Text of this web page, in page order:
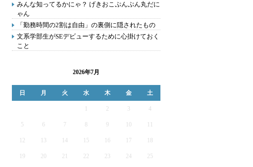
みんな知ってるかにゃ？ げきおこぷんぷん丸だに
ゃん
「勤務時間の2割は自由」の裏側に隠されたもの
文系学部生がSEデビューするために心掛けておく
こと
2026年7月
日 月 火 水 木 金 土
2 3 4
5 6 7 9
12 13 14 15 16 17
19 20 21 22 23 24 25